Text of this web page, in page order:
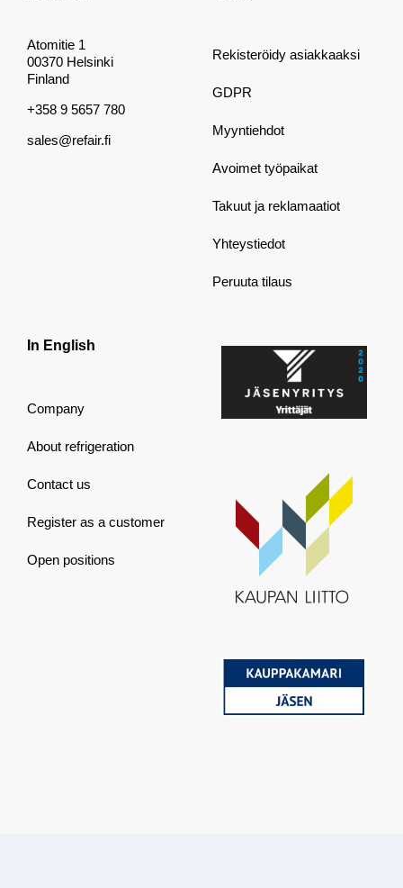
Atomitie 1
00370 Helsinki
Finland
+358 9 5657 780
sales@refair.fi
Rekisteröidy asiakkaaksi
GDPR
Myyntiehdot
Avoimet työpaikat
Takuut ja reklamaatiot
Yhteystiedot
Peruuta tilaus
In English
Company
About refrigeration
Contact us
Register as a customer
Open positions